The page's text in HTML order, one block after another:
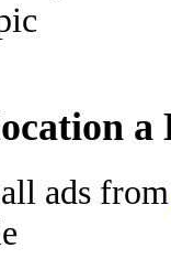
a
ads from